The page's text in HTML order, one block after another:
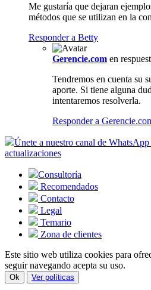
Me gustaría que dejaran
métodos que se utilizan en la
Responder a Betty
Gerencie.com en
Tendremos en cuenta su
aporte. Si tiene alguna
intentaremos resolverla.
Responder a
Únete a nuestro canal de
actualizaciones
Consultoría
Recomendados
Contacto
Legal
Temario
Zona de clientes
Este sitio web utiliza cookies para
seguir navegando acepta su uso.
Ok Ver políticas